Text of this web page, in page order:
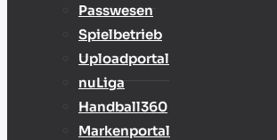
Passwesen
Spielbetrieb
Uploadportal
nuLiga
Handball360
Markenportal